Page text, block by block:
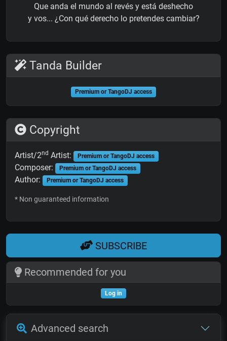
Que anda el mundo al revés y está deshecho
y vos... ¿Con qué derecho lo pretendes cambiar?
Tanda Builder
Premium or TangoDJ access
Copyright
Artist/2nd Artist: Premium or TangoDJ access
Composer: Premium or TangoDJ access
Author: Premium or TangoDJ access
* Non guaranteed information
SUBSCRIBE
Recommended for you
Log in
Advanced search